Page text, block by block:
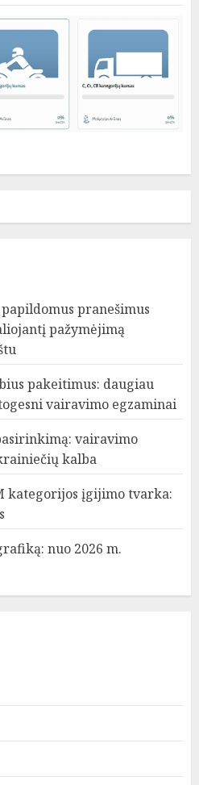
pranešimus
pažymėjimą
pakeitimus: daugiau
vairavimo egzaminai
vairavimo
kalba
kategorijos įgijimo tvarka:
nuo 2026 m.